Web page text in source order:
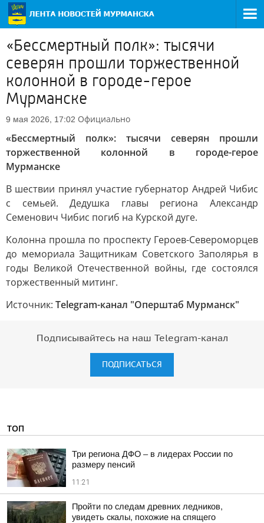
«Бессмертный полк»: тысячи
северян прошли торжественной
колонной в городе-герое
Мурманске
9 мая 2026, 17:02 Официально
«Бессмертный полк»: тысячи северян прошли
торжественной колонной в городе-герое
Мурманске
В шествии принял участие губернатор Андрей Чибис
с семьей. Дедушка главы региона Александр
Семенович Чибис погиб на Курской дуге.
Колонна прошла по проспекту Героев-Североморцев
до мемориала Защитникам Советского Заполярья в
годы Великой Отечественной войны, где состоялся
торжественный митинг.
Источник: Telegram-канал "Оперштаб Мурманск"
Подписывайтесь на наш Telegram-канал
ПОДПИСАТЬСЯ
ТОП
Три региона ДФО – в лидерах России по
размеру пенсий
11:21
Пройти по следам древних ледников,
увидеть скалы, похожие на спящего